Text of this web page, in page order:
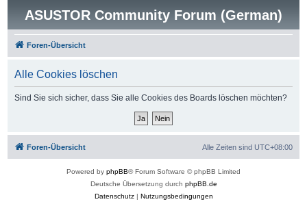
ASUSTOR Community Forum (German)
Foren-Übersicht
Alle Cookies löschen
Sind Sie sich sicher, dass Sie alle Cookies des Boards löschen möchten?
Foren-Übersicht Alle Zeiten sind UTC+08:00
Powered by phpBB® Forum Software © phpBB Limited
Deutsche Übersetzung durch phpBB.de
Datenschutz| Nutzungsbedingungen